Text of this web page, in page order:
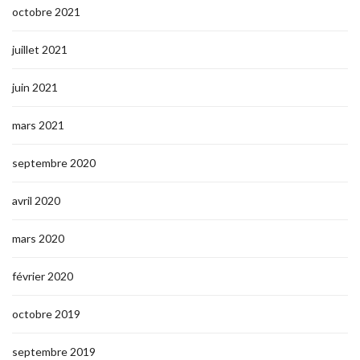
octobre 2021
juillet 2021
juin 2021
mars 2021
septembre 2020
avril 2020
mars 2020
février 2020
octobre 2019
septembre 2019